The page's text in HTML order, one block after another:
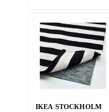
IKEA STOCKHOLM